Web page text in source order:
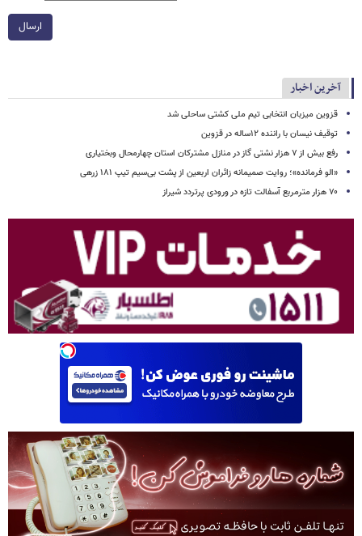
ارسال
آخرین اخبار
قزوین میزبان انتخابی تیم ملی کشتی ساحلی شد
توقیف نیسان با راننده ۱۲ساله در قزوین
رفع بیش از ۷ هزار نشتی گاز در منازل مشترکان استان چهارمحال وبختیاری
«الو فرمانده»؛ روایت صمیمانه زائران اربعین از پشت بی‌سیم تیپ ۱۸۱ زرهی
۷۰ هزار مترمربع آسفالت تازه در ورودی پرتردد شیراز